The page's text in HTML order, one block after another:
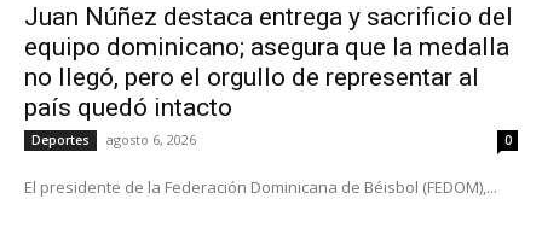
Juan Núñez destaca entrega y sacrificio del
equipo dominicano; asegura que la medalla
no llegó, pero el orgullo de representar al
país quedó intacto
Deportes agosto 6, 2026 0
El presidente de la Federación Dominicana de Béisbol (FEDOM),...